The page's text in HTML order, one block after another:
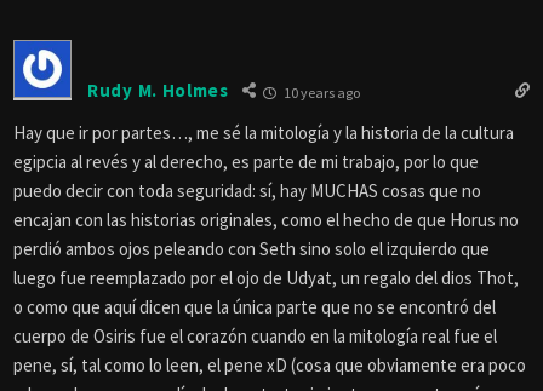
Rudy M. Holmes 10 years ago
Hay que ir por partes…, me sé la mitología y la historia de la cultura
egipcia al revés y al derecho, es parte de mi trabajo, por lo que
puedo decir con toda seguridad: sí, hay MUCHAS cosas que no
encajan con las historias originales, como el hecho de que Horus no
perdió ambos ojos peleando con Seth sino solo el izquierdo que
luego fue reemplazado por el ojo de Udyat, un regalo del dios Thot,
o como que aquí dicen que la única parte que no se encontró del
cuerpo de Osiris fue el corazón cuando en la mitología real fue el
pene, sí, tal como lo leen, el pene xD (cosa que obviamente era poco